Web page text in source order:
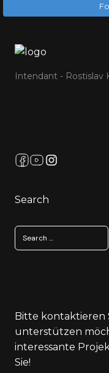
Intendant - Rostislav
Bitte kontaktieren
unterstützen
interessante
Sie!
Search
Search
for: